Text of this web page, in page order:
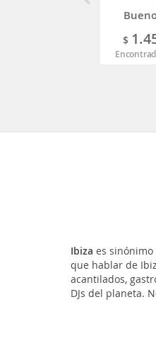
$
Ibiza es sinónimo
que hablar de
acantilados,
DJs del planeta.